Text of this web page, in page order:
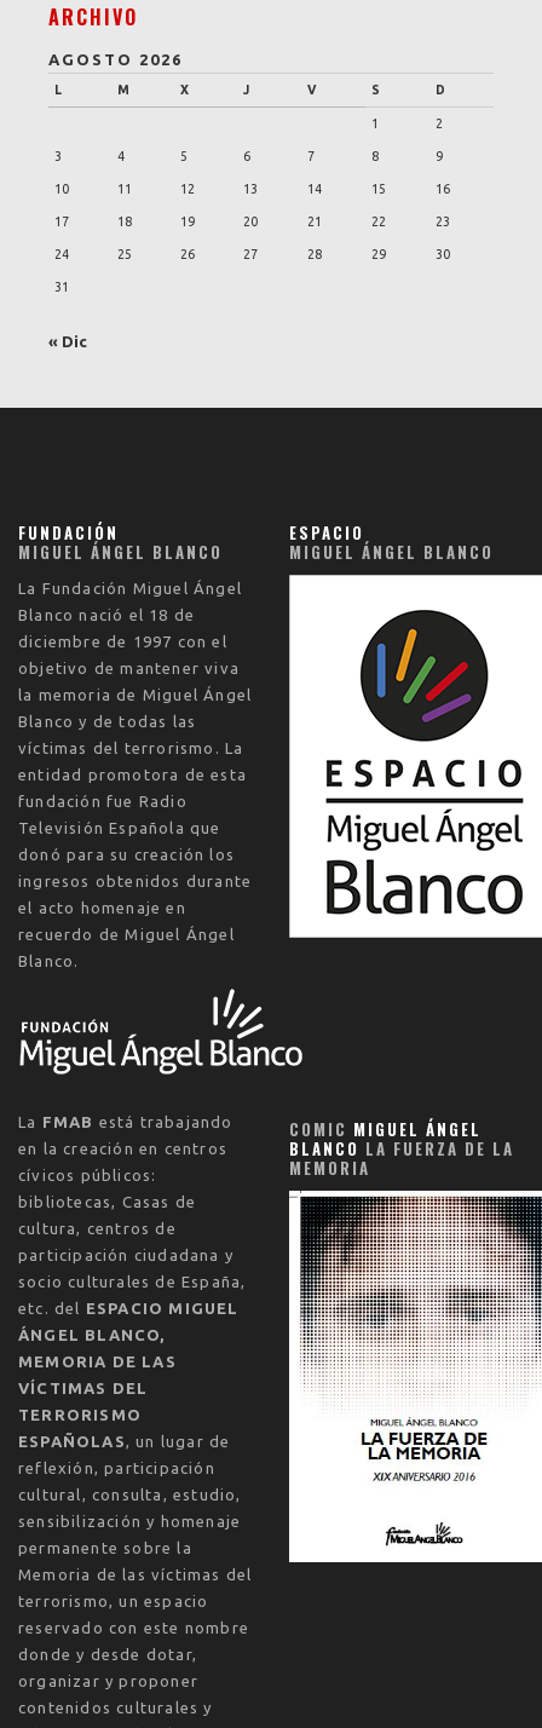
ARCHIVO
AGOSTO 2026
L M X J V S D
1 2
3 4 5 6 7 8 9
10 11 12 13 14 15 16
17 18 19 20 21 22 23
24 25 26 27 28 29 30
31
« Dic
FUNDACIÓN
MIGUEL ÁNGEL BLANCO
La Fundación Miguel Ángel
Blanco nació el 18 de
diciembre de 1997 con el
objetivo de mantener viva
la memoria de Miguel Ángel
Blanco y de todas las
víctimas del terrorismo. La
entidad promotora de esta
fundación fue Radio
Televisión Española que
donó para su creación los
ingresos obtenidos durante
el acto homenaje en
recuerdo de Miguel Ángel
Blanco.
ESPACIO
MIGUEL ÁNGEL BLANCO
La FMAB está trabajando
en la creación en centros
cívicos públicos:
bibliotecas, Casas de
cultura, centros de
participación ciudadana y
socio culturales de España,
etc. del ESPACIO MIGUEL
ÁNGEL BLANCO,
MEMORIA DE LAS
VÍCTIMAS DEL
TERRORISMO
ESPAÑOLAS, un lugar de
reflexión, participación
cultural, consulta, estudio,
sensibilización y homenaje
permanente sobre la
Memoria de las víctimas del
terrorismo, un espacio
reservado con este nombre
donde y desde dotar,
organizar y proponer
contenidos culturales y
COMIC MIGUEL ÁNGEL
BLANCO LA FUERZA DE LA
MEMORIA